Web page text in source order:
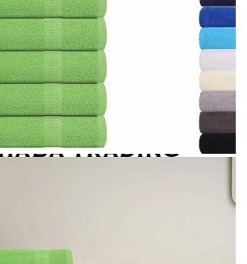
Сподели Tweet
пране FROGN 10 бр.
30x30 см 360 г/м²